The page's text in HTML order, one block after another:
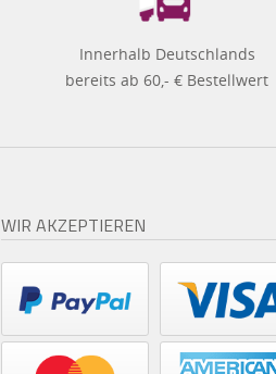
Innerhalb Deutschlands
bereits ab 60,- € Bestellwert
WIR AKZEPTIEREN